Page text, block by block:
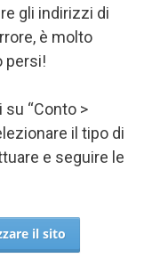
gli indirizzi di
è molto
persi!
“Conto >
il tipo di
e seguire le
il sito